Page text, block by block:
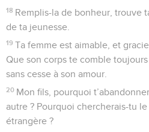
18 Remplis-la de bonheur, trouve
de ta jeunesse.
19 Ta femme est aimable, et
Que son corps te comble
sans cesse à son amour.
20 Mon fils, pourquoi
autre ? Pourquoi chercherais-tu
étrangère ?